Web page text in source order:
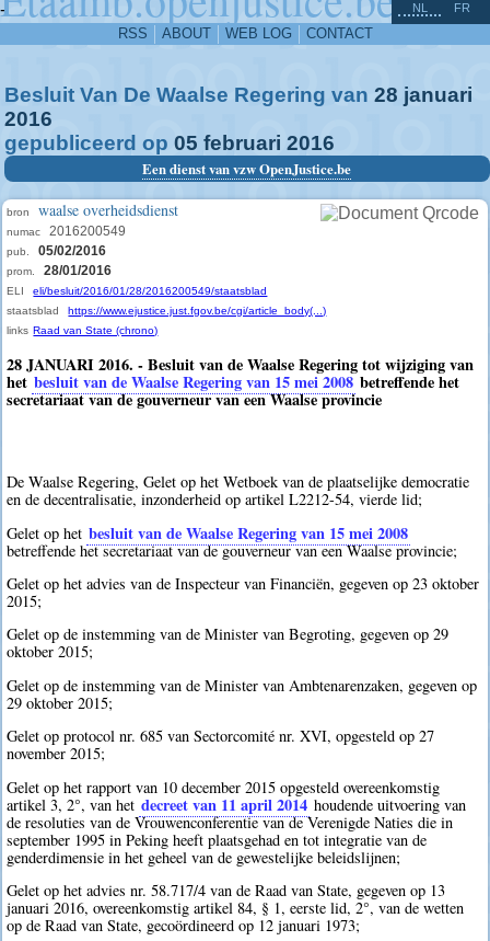
-
RSS ABOUT WEB LOG CONTACT
NL FR
Besluit Van De Waalse Regering van 28 januari
2016
gepubliceerd op 05 februari 2016
Een dienst van vzw OpenJustice.be
bron waalse overheidsdienst
numac 2016200549
pub. 05/02/2016
prom. 28/01/2016
ELI
eli/besluit/2016/01/28/2016200549/staatsblad
staatsblad
https://www.ejustice.just.fgov.be/cgi/article_body(...)
links Raad van State (chrono)
28 JANUARI 2016. - Besluit van de Waalse Regering tot wijziging van
het besluit van de Waalse Regering van 15 mei 2008 betreffende het
secretariaat van de gouverneur van een Waalse provincie
De Waalse Regering, Gelet op het Wetboek van de plaatselijke democratie
en de decentralisatie, inzonderheid op artikel L2212-54, vierde lid;
Gelet op het besluit van de Waalse Regering van 15 mei 2008
betreffende het secretariaat van de gouverneur van een Waalse provincie;
Gelet op het advies van de Inspecteur van Financiën, gegeven op 23 oktober
2015;
Gelet op de instemming van de Minister van Begroting, gegeven op 29
oktober 2015;
Gelet op de instemming van de Minister van Ambtenarenzaken, gegeven op
29 oktober 2015;
Gelet op protocol nr. 685 van Sectorcomité nr. XVI, opgesteld op 27
november 2015;
Gelet op het rapport van 10 december 2015 opgesteld overeenkomstig
artikel 3, 2°, van het decreet van 11 april 2014 houdende uitvoering van
de resoluties van de Vrouwenconferentie van de Verenigde Naties die in
september 1995 in Peking heeft plaatsgehad en tot integratie van de
genderdimensie in het geheel van de gewestelijke beleidslijnen;
Gelet op het advies nr. 58.717/4 van de Raad van State, gegeven op 13
januari 2016, overeenkomstig artikel 84, § 1, eerste lid, 2°, van de wetten
op de Raad van State, gecoördineerd op 12 januari 1973;
^